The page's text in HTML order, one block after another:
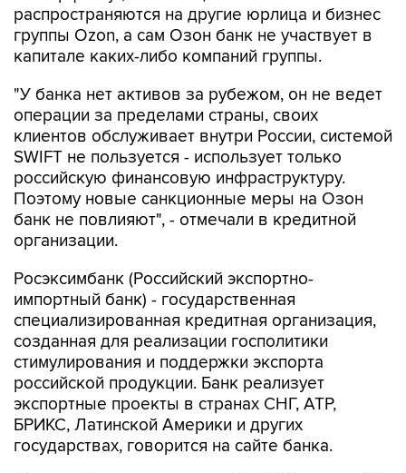
распространяются на другие юрлица и бизнес
группы Ozon, а сам Озон банк не участвует в
капитале каких-либо компаний группы.
"У банка нет активов за рубежом, он не ведет
операции за пределами страны, своих
клиентов обслуживает внутри России, системой
SWIFT не пользуется - использует только
российскую финансовую инфраструктуру.
Поэтому новые санкционные меры на Озон
банк не повлияют", - отмечали в кредитной
организации.
Росэксимбанк (Российский экспортно-
импортный банк) - государственная
специализированная кредитная организация,
созданная для реализации госполитики
стимулирования и поддержки экспорта
российской продукции. Банк реализует
экспортные проекты в странах СНГ, АТР,
БРИКС, Латинской Америки и других
государствах, говорится на сайте банка.